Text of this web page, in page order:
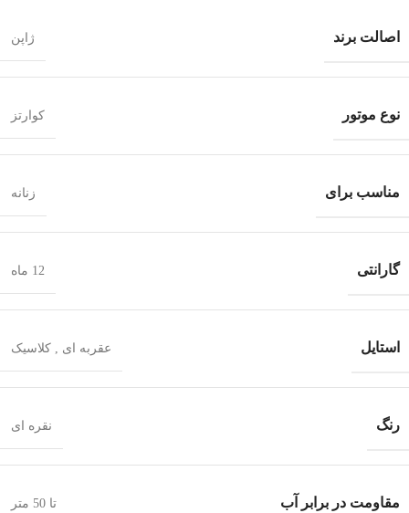
اصالت برند ژاپن
نوع موتور کوارتز
مناسب برای زنانه
گارانتی 12 ماه
استایل عقربه ای کلاسیک
رنگ نقره ای
مقاومت در برابر آب تا 50 متر